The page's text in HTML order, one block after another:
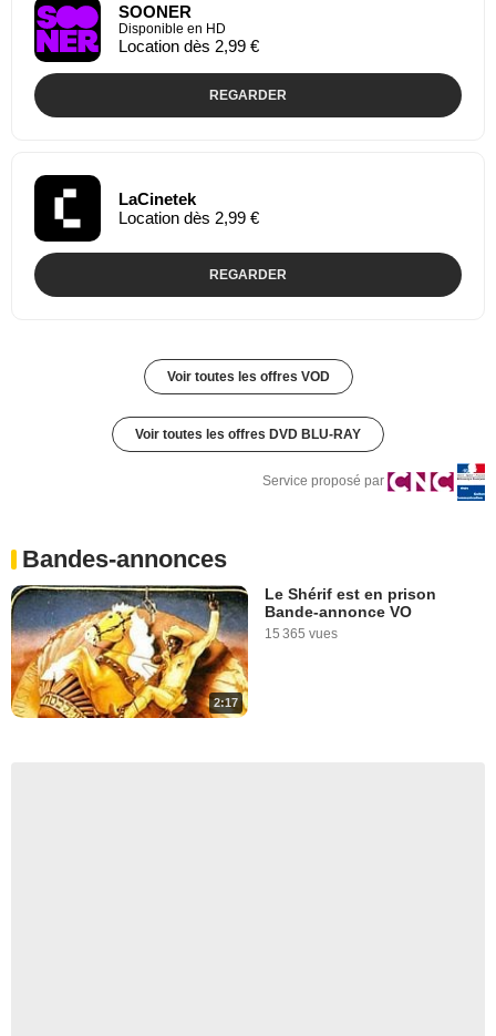
SOONER
Disponible en HD
Location dès 2,99 €
REGARDER
LaCinetek
Location dès 2,99 €
REGARDER
Voir toutes les offres VOD
Voir toutes les offres DVD BLU-RAY
Service proposé par
Bandes-annonces
2:17
Le Shérif est en prison
Bande-annonce VO
15 365 vues